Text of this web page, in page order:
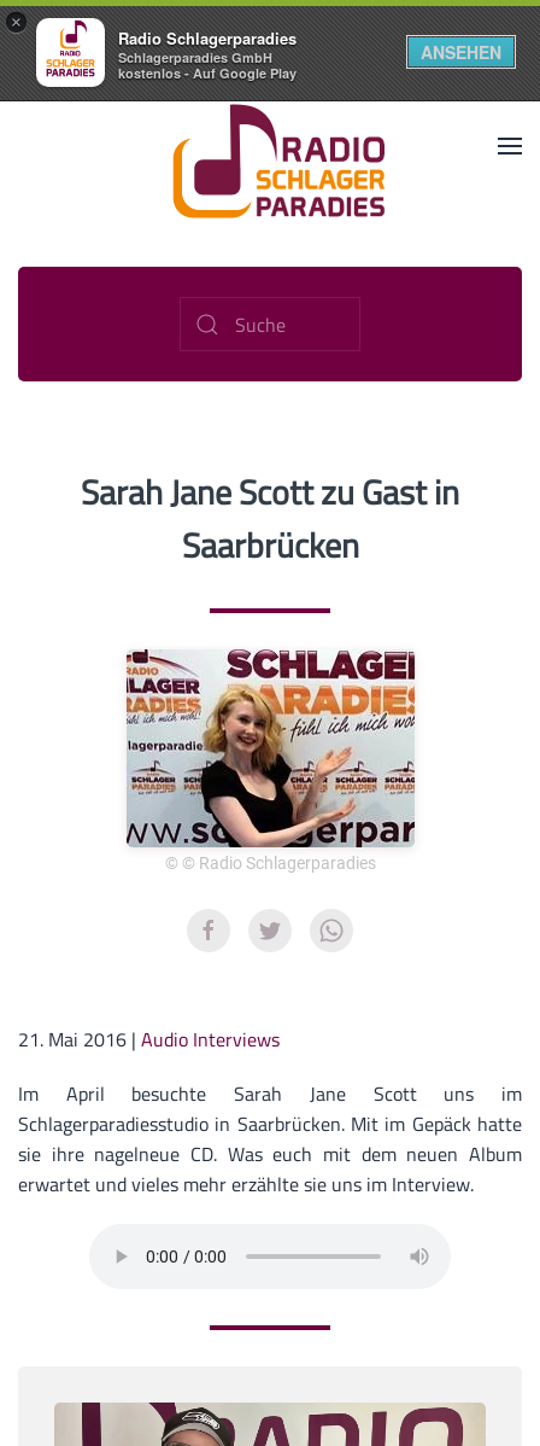
×
Radio Schlagerparadies
Schlagerparadies GmbH
kostenlos - Auf Google Play
ANSEHEN
Sarah Jane Scott zu Gast in
Saarbrücken
© © Radio Schlagerparadies
21. Mai 2016 | Audio Interviews
Im April besuchte Sarah Jane Scott uns im
Schlagerparadiesstudio in Saarbrücken. Mit im Gepäck hatte
sie ihre nagelneue CD. Was euch mit dem neuen Album
erwartet und vieles mehr erzählte sie uns im Interview.